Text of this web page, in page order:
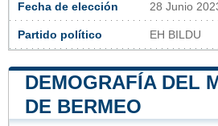
Fecha de elección 28 Junio
Partido político EH BILDU
DEMOGRAFÍA DEL
DE BERMEO